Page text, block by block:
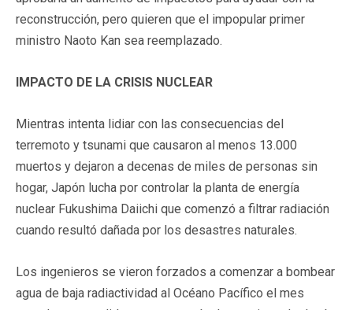
reconstrucción, pero quieren que el impopular primer
ministro Naoto Kan sea reemplazado.
IMPACTO DE LA CRISIS NUCLEAR
Mientras intenta lidiar con las consecuencias del
terremoto y tsunami que causaron al menos 13.000
muertos y dejaron a decenas de miles de personas sin
hogar, Japón lucha por controlar la planta de energía
nuclear Fukushima Daiichi que comenzó a filtrar radiación
cuando resultó dañada por los desastres naturales.
Los ingenieros se vieron forzados a comenzar a bombear
agua de baja radiactividad al Océano Pacífico el mes